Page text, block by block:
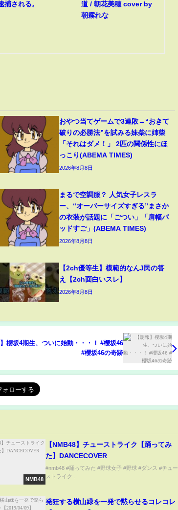
捕される。
道 / 朝花美穂 cover by
朝霧れな
おやつ当てゲームで3連敗→“おきて
破りの必勝法”を試みる妹柴に姉柴
「それはダメ！」 2匹の関係性にほ
っこり(ABEMA TIMES)
2026年8月8日
まるで空調服？ 人気女子レスラ
ー、“オーバーサイズすぎる”まさか
の衣装が話題に「ごつい」「肩幅パ
ッドすご」(ABEMA TIMES)
2026年8月8日
【2ch優等生】模範的なんJ民の答
え【2ch面白いスレ】
2026年8月8日
】櫻坂4期生、ついに始動・・・！ #櫻坂46
#櫻坂46の奇跡
NMB48
【NMB48】チューストライク【踊ってみ
た】DANCECOVER
#nmb48 #踊ってみた #野球女子 #野球 #ダンス #チュー
ストライク...
発狂する横山緑を一発で黙らせるコレコレ